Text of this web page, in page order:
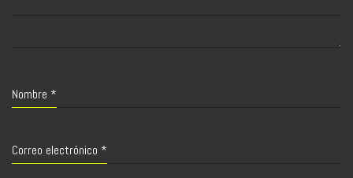
Nombre *
Correo electrónico *